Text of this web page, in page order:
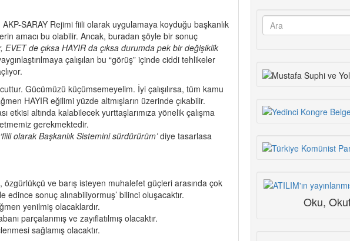
AKP-SARAY Rejimi fiili olarak uygulamaya koyduğu başkanlık
amacı bu olabilir. Ancak, buradan şöyle bir sonuç
EVET de çıksa HAYIR da çıksa durumda pek bir değişiklik
çalışılan bu “görüş” içinde ciddi tehlikeler
Gücümüzü küçümsemeyelim. İyi çalışılırsa, tüm kamu
HAYIR eğilimi yüzde altmışların üzerinde çıkabilir.
etkisi altında kalabilecek yurttaşlarımıza yönelik çalışma
gerekmektedir.
‘fiili olarak Başkanlık Sistemini sürdürürüm’diye tasarlasa
ve barış isteyen muhalefet güçleri arasında çok
sonuç alınabiliyormuş’ bilinci oluşacaktır.
yenilmiş olacaklardır.
parçalanmış ve zayıflatılmış olacaktır.
sağlamış olacaktır.
Arama
Oku,